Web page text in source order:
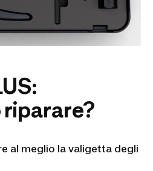
riparare?
al meglio la valigetta degli